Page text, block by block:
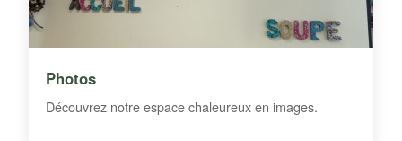
Photos
Découvrez notre espace chaleureux en images.